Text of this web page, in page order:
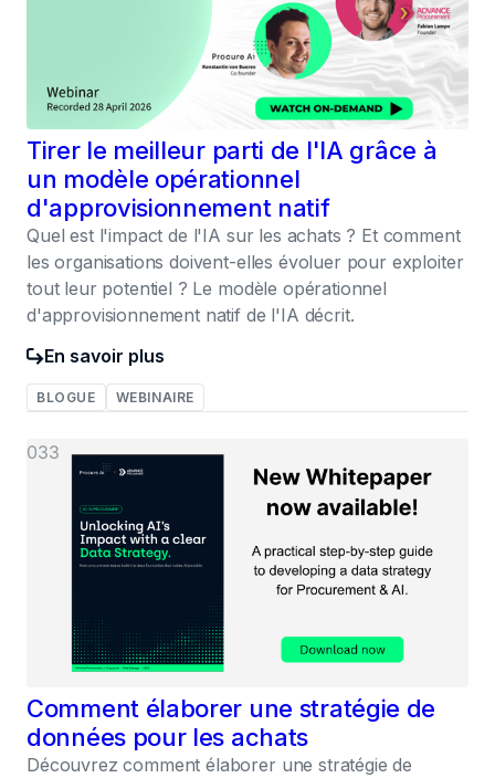
Tirer le meilleur parti de l'IA grâce à
un modèle opérationnel
d'approvisionnement natif
Quel est l'impact de l'IA sur les achats ? Et comment
les organisations doivent-elles évoluer pour exploiter
tout leur potentiel ? Le modèle opérationnel
d'approvisionnement natif de l'IA décrit.
En savoir plus
BLOGUE WEBINAIRE
Comment élaborer une stratégie de
données pour les achats
Découvrez comment élaborer une stratégie de
033